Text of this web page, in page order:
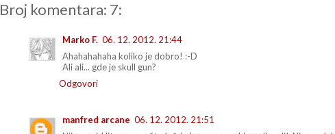
Broj komentara: 7:
Marko F. 06. 12. 2012. 21:44
Ahahahahaha koliko je dobro! :-D
Ali ali... gde je skull gun?
Odgovori
manfred arcane 06. 12. 2012. 21:51